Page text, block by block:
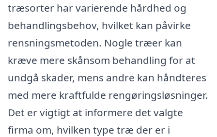
træsorter har varierende hårdhed og
behandlingsbehov, hvilket kan påvirke
rensningsmetoden. Nogle træer kan
kræve mere skånsom behandling for at
undgå skader, mens andre kan håndteres
med mere kraftfulde rengøringsløsninger.
Det er vigtigt at informere det valgte
firma om, hvilken type træ der er i